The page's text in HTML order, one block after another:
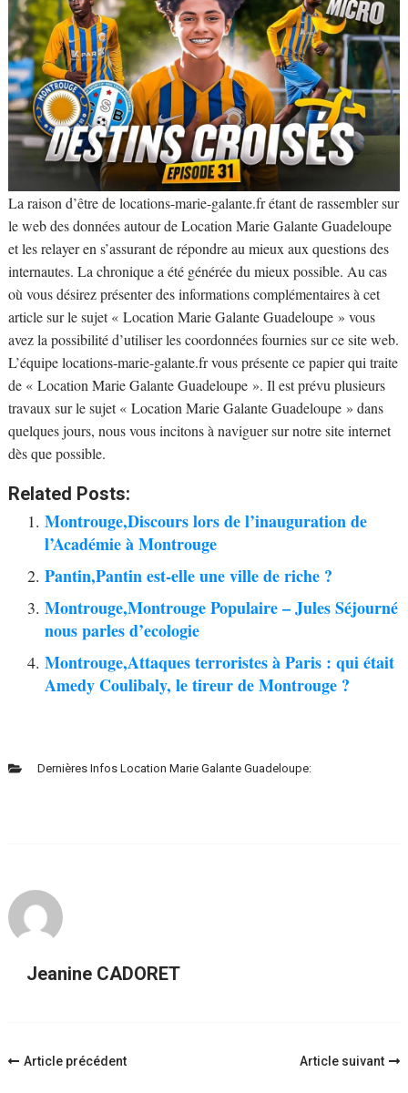
La raison d’être de locations-marie-galante.fr étant de rassembler sur
le web des données autour de Location Marie Galante Guadeloupe
et les relayer en s’assurant de répondre au mieux aux questions des
internautes. La chronique a été générée du mieux possible. Au cas
où vous désirez présenter des informations complémentaires à cet
article sur le sujet « Location Marie Galante Guadeloupe » vous
avez la possibilité d’utiliser les coordonnées fournies sur ce site web.
L’équipe locations-marie-galante.fr vous présente ce papier qui traite
de « Location Marie Galante Guadeloupe ». Il est prévu plusieurs
travaux sur le sujet « Location Marie Galante Guadeloupe » dans
quelques jours, nous vous incitons à naviguer sur notre site internet
dès que possible.
Related Posts:
Montrouge,Discours lors de l’inauguration de
l’Académie à Montrouge
Pantin,Pantin est-elle une ville de riche ?
Montrouge,Montrouge Populaire – Jules Séjourné
nous parles d’ecologie
Montrouge,Attaques terroristes à Paris : qui était
Amedy Coulibaly, le tireur de Montrouge ?
Dernières Infos Location Marie Galante Guadeloupe:
Jeanine CADORET
Navigation
Article précédent Article suivant